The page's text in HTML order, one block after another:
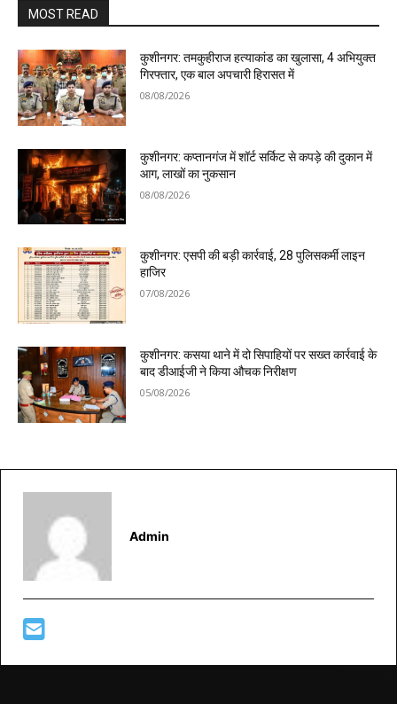
MOST READ
कुशीनगर: तमकुहीराज हत्याकांड का खुलासा, 4 अभियुक्त
गिरफ्तार, एक बाल अपचारी हिरासत में
08/08/2026
कुशीनगर: कप्तानगंज में शॉर्ट सर्किट से कपड़े की दुकान में
आग, लाखों का नुकसान
08/08/2026
कुशीनगर: एसपी की बड़ी कार्रवाई, 28 पुलिसकर्मी लाइन
हाजिर
07/08/2026
कुशीनगर: कसया थाने में दो सिपाहियों पर सख्त कार्रवाई के
बाद डीआईजी ने किया औचक निरीक्षण
05/08/2026
Admin